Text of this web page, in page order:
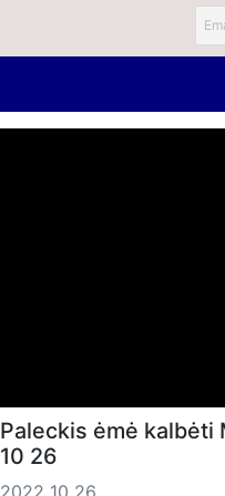
Paleckis ėmė kalbėti
10 26
2022 10 26